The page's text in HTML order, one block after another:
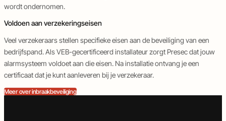
wordt ondernomen.
Voldoen aan verzekeringseisen
Veel verzekeraars stellen specifieke eisen aan de beveiliging van een
bedrijfspand. Als VEB-gecertificeerd installateur zorgt Presec dat jouw
alarmsysteem voldoet aan die eisen. Na installatie ontvang je een
certificaat dat je kunt aanleveren bij je verzekeraar.
Meer over inbraakbeveiliging